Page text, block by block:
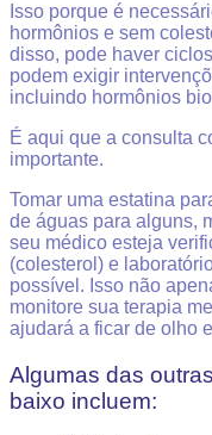
Isso porque é
hormônios e sem
disso, pode haver
podem exigir
incluindo hormônios
É aqui que a consulta
importante.
Tomar uma estatina
de águas para alguns,
seu médico esteja
(colesterol) e
possível. Isso não
monitore sua terapia
ajudará a ficar de olho
Algumas das
baixo incluem: